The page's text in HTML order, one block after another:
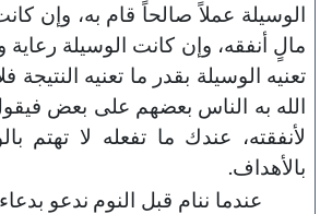
الوسيلة عملاً صالحاً قام به، وإن
مالٍ أنفقه، وإن كانت الوسيلة رعاية
تعنيه الوسيلة بقدر ما تعنيه النتيجة
الله به الناس بعضهم على بعض
لأنفقته، عندك ما تفعله لا تهتم
بالأهداف.
عندما ننام قبل النوم ندعو